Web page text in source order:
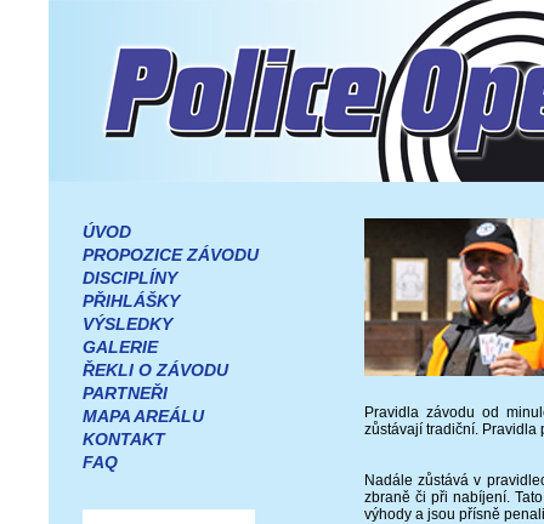
ÚVOD
PROPOZICE ZÁVODU
DISCIPLÍNY
PŘIHLÁŠKY
VÝSLEDKY
GALERIE
ŘEKLI O ZÁVODU
PARTNEŘI
MAPA AREÁLU
KONTAKT
FAQ
Pravidla závodu od
zůstávají tradiční. Pravidla
Nadále zůstává v
zbraně či při nabíjení.
výhody a jsou přísně